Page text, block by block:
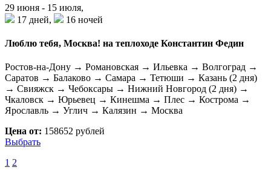
29 июня - 15 июля,
17 дней,
16 ночей
Люблю тебя, Москва! на теплоходе Константин Федин
Ростов-на-Дону → Романовская → Ильевка → Волгоград →
Саратов → Балаково → Самара → Тетюши → Казань (2 дня)
→ Свияжск → Чебоксары → Нижний Новгород (2 дня) →
Чкаловск → Юрьевец → Кинешма → Плес → Кострома →
Ярославль → Углич → Калязин → Москва
Цена от: 158652 рублей
Выбрать
1 2